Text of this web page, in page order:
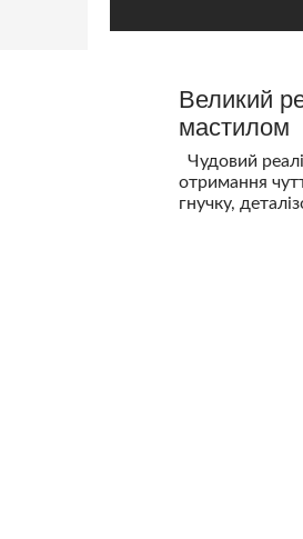
Великий
мастилом
Чудовий
отримання
гнучку,